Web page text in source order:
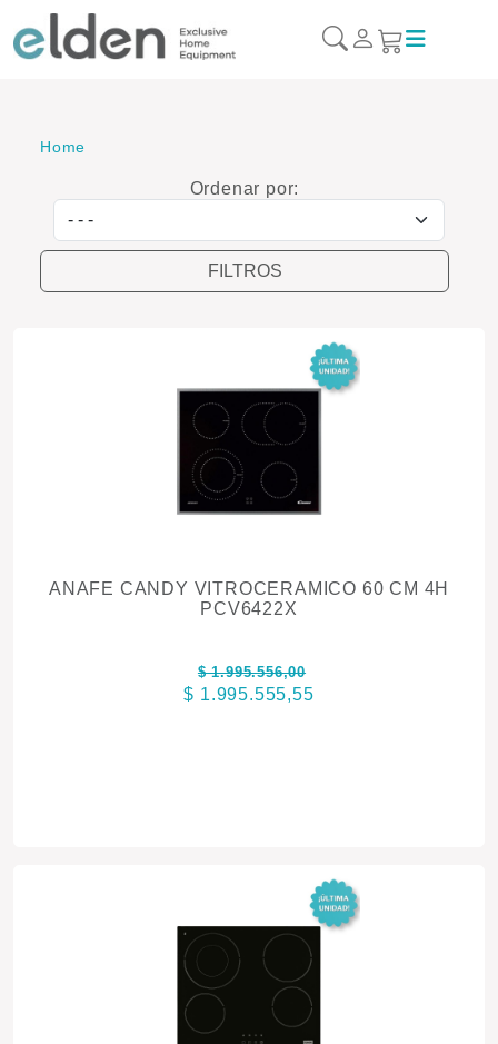
Home
Ordenar por:
Ordenar por
FILTROS
ANAFE CANDY VITROCERAMICO 60 CM 4H
PCV6422X
$ 1.995.556,00
$ 1.995.555,55